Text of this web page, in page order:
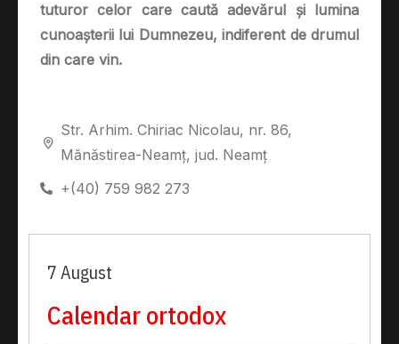
tuturor celor care caută adevărul și lumina
cunoașterii lui Dumnezeu, indiferent de drumul
din care vin.
Str. Arhim. Chiriac Nicolau, nr. 86,
Mănăstirea-Neamț, jud. Neamț
+(40) 759 982 273
7 August
Calendar ortodox